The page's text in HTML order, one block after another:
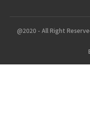
@2020 - All Right